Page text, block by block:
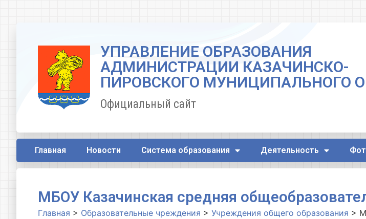
УПРАВЛЕНИЕ ОБРАЗОВАНИЯ
АДМИНИСТРАЦИИ КАЗАЧИНСКО-
ПИРОВСКОГО МУНИЦИПАЛЬНОГО
Официальный сайт
Главная Новости Система образования Деятельность
МБОУ Казачинская средняя
Главная > Образовательные чреждения > Учреждения общего образования >